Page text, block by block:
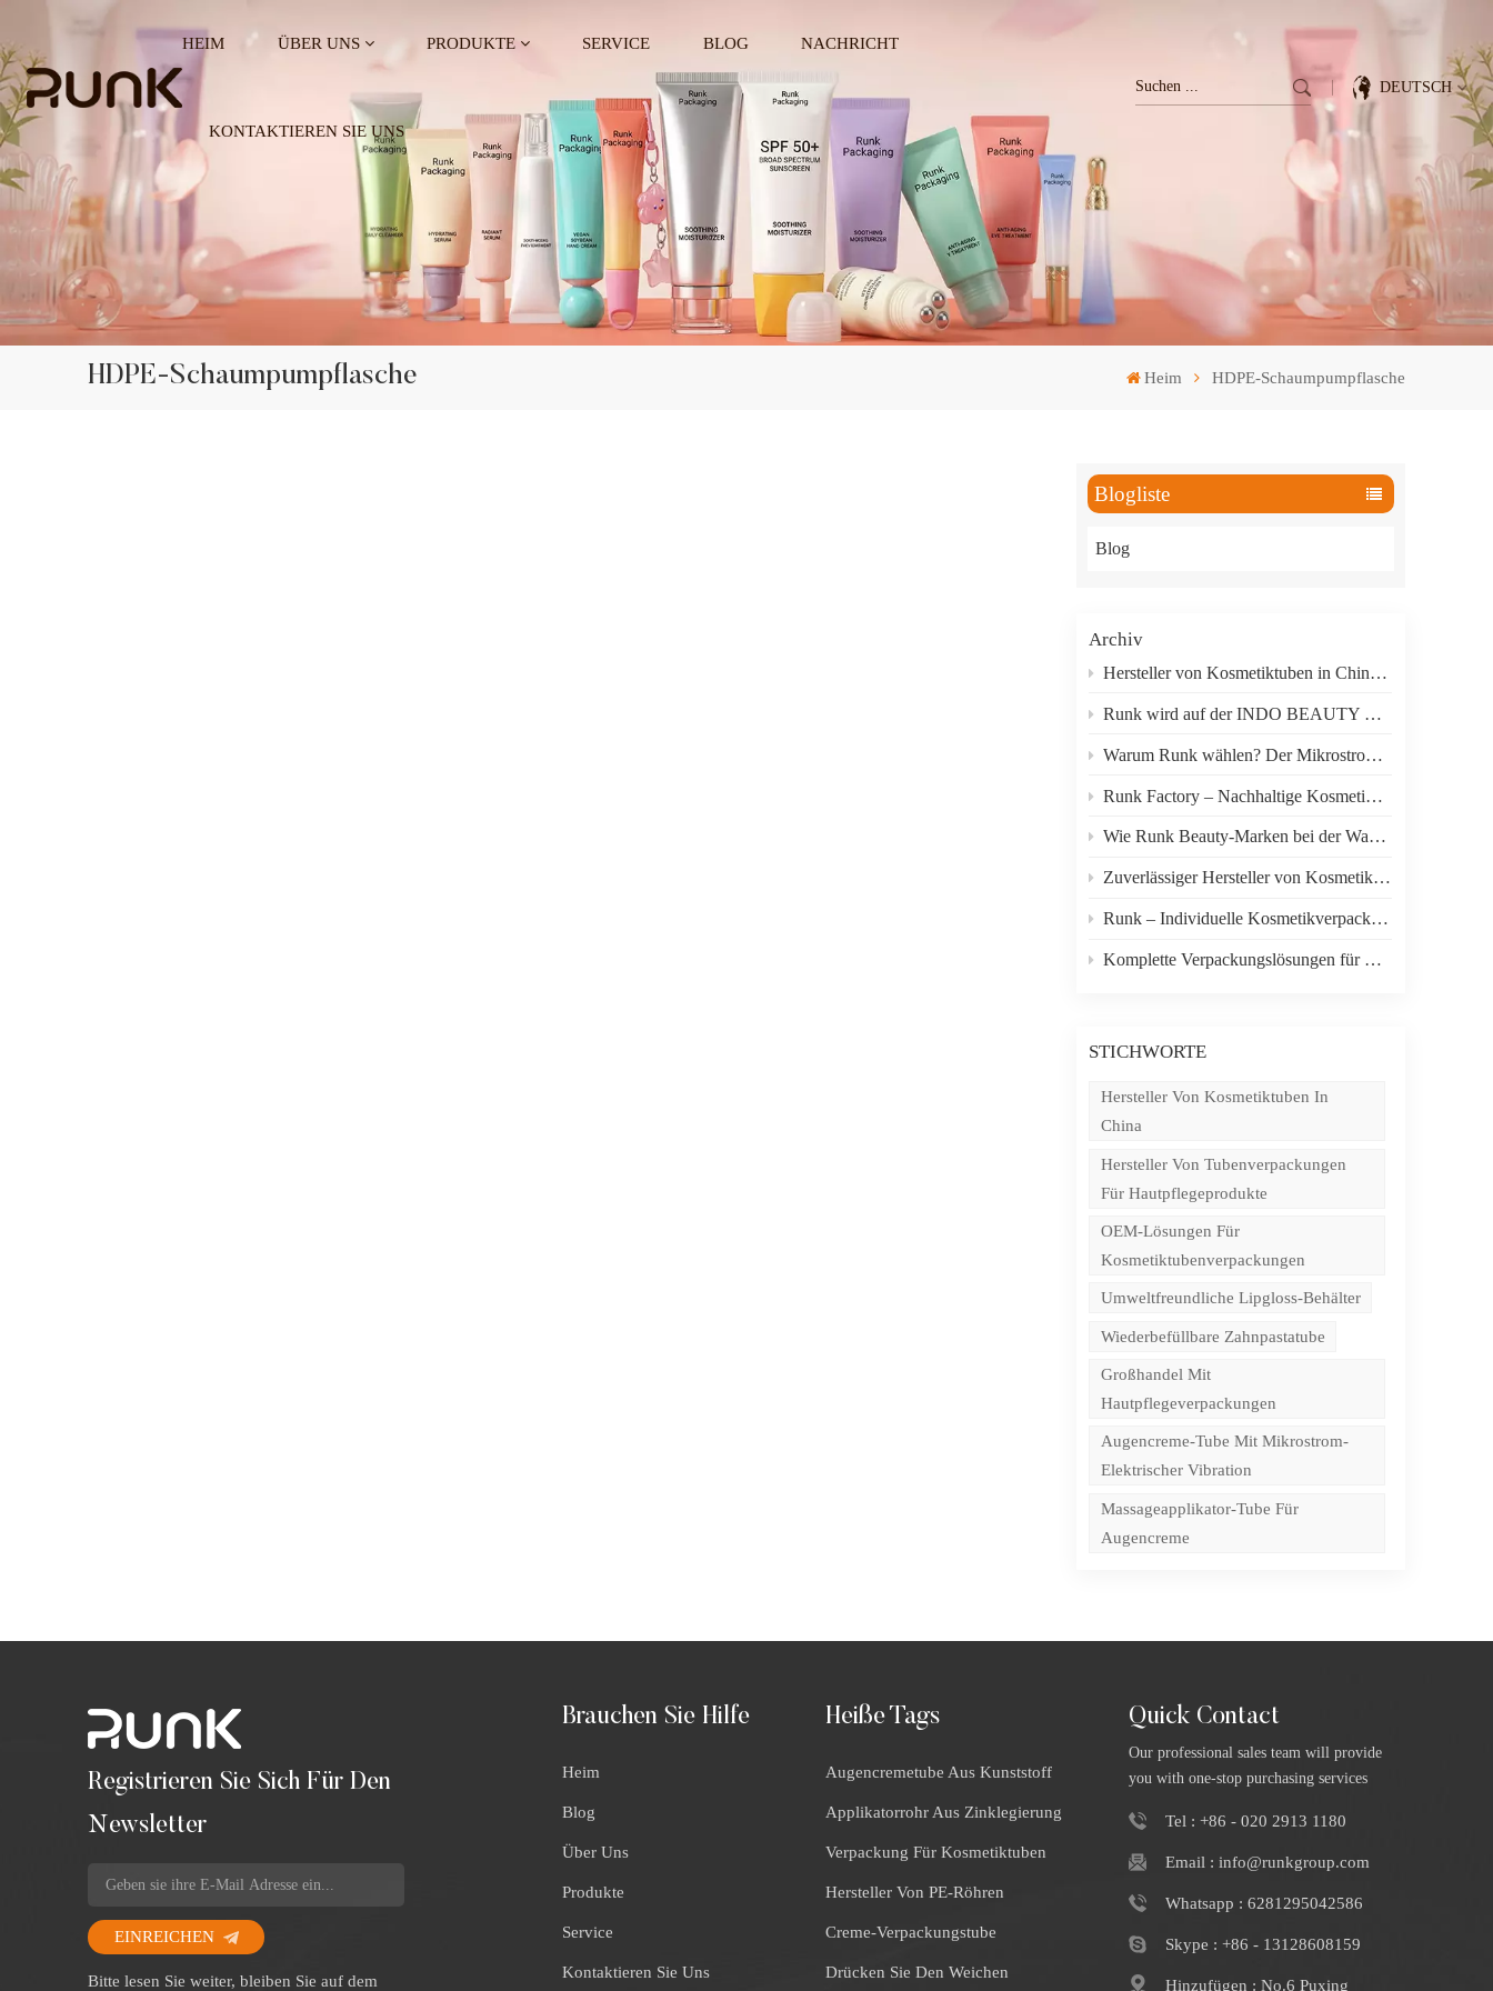
HEIM ÜBER UNS PRODUKTE SERVICE BLOG NACHRICHT
KONTAKTIEREN SIE UNS
DEUTSCH
English
Deutsch
Italiano
한국의
HDPE-Schaumpumpflasche Heim HDPE-Schaumpumpflasche
Blogliste
Blog
Archiv
Hersteller von Kosmetiktuben in China: Guangzhou Runk Packaging
Runk wird auf der INDO BEAUTY EXPO 2026 in Indonesien ausstellen.
Warum Runk wählen? Der Mikrostrom-Elektrovibrationsmassageapplikator für Augencreme in Tuben verkauft sich gut.
Runk Factory – Nachhaltige Kosmetikverpackungstuben für eine grünere Schönheitsindustrie
Wie Runk Beauty-Marken bei der Wahl der richtigen Verpackung unterstützt
Zuverlässiger Hersteller von Kosmetikverpackungen mit umfassendem Anpassungsservice
Runk – Individuelle Kosmetikverpackungen aus Kunststoff für Hautpflegemarken
Komplette Verpackungslösungen für Hautpflege-, Haarpflege- und Schönheitsprodukte
STICHWORTE
Hersteller Von Kosmetiktuben In
China
Hersteller Von Tubenverpackungen
Für Hautpflegeprodukte
OEM-Lösungen Für
Kosmetiktubenverpackungen
Umweltfreundliche Lipgloss-Behälter
Wiederbefüllbare Zahnpastatube
Großhandel Mit
Hautpflegeverpackungen
Augencreme-Tube Mit Mikrostrom-
Elektrischer Vibration
Massageapplikator-Tube Für
Augencreme
Registrieren Sie Sich Für Den
Newsletter
EINREICHEN
Bitte lesen Sie weiter, bleiben Sie auf dem
Brauchen Sie Hilfe
Heim
Blog
Über Uns
Produkte
Service
Kontaktieren Sie Uns
Heiße Tags
Augencremetube Aus Kunststoff
Applikatorrohr Aus Zinklegierung
Verpackung Für Kosmetiktuben
Hersteller Von PE-Röhren
Creme-Verpackungstube
Drücken Sie Den Weichen
Quick Contact
Our professional sales team will provide
you with one-stop purchasing services
Tel : +86 - 020 2913 1180
Email : info@runkgroup.com
Whatsapp : 6281295042586
Skype : +86 - 13128608159
Hinzufügen : No.6 Puxing